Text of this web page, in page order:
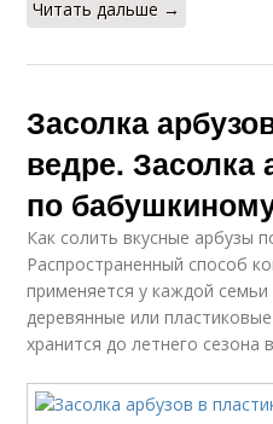
Читать дальше →
Засолка
ведре. Засолка
по
Как солить вкусные арбузы
Распространенный способ
применяется у каждой
деревянные или
хранится до летнего сезона